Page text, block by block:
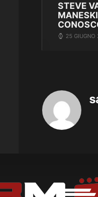
STEVE
25 GIUGNO